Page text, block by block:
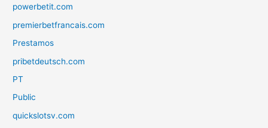
powerbetit.com
premierbetfrancais.com
Prestamos
pribetdeutsch.com
PT
Public
quickslotsv.com